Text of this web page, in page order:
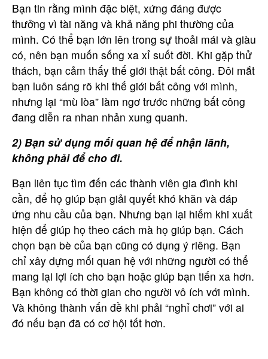
Bạn tin rằng mình đặc biệt, xứng đáng được
thưởng vì tài năng và khả năng phi thường của
mình. Có thể bạn lớn lên trong sự thoải mái và giàu
có, nên bạn muốn sống xa xỉ suốt đời. Khi gặp thử
thách, bạn cảm thấy thế giới thật bất công. Đôi mắt
bạn luôn sáng rõ khi thế giới bất công với mình,
nhưng lại “mù lòa” làm ngơ trước những bất công
đang diễn ra nhan nhản xung quanh.
2) Bạn sử dụng mối quan hệ để nhận lãnh,
không phải để cho đi.
Bạn liên tục tìm đến các thành viên gia đình khi
cần, để họ giúp bạn giải quyết khó khăn và đáp
ứng nhu cầu của bạn. Nhưng bạn lại hiếm khi xuất
hiện để giúp họ theo cách mà họ giúp bạn. Cách
chọn bạn bè của bạn cũng có dụng ý riêng. Bạn
chỉ xây dựng mối quan hệ với những người có thể
mang lại lợi ích cho bạn hoặc giúp bạn tiến xa hơn.
Bạn không có thời gian cho người vô ích với mình.
Và không thành vấn đề khi phải “nghỉ chơi” với ai
đó nếu bạn đã có cơ hội tốt hơn.